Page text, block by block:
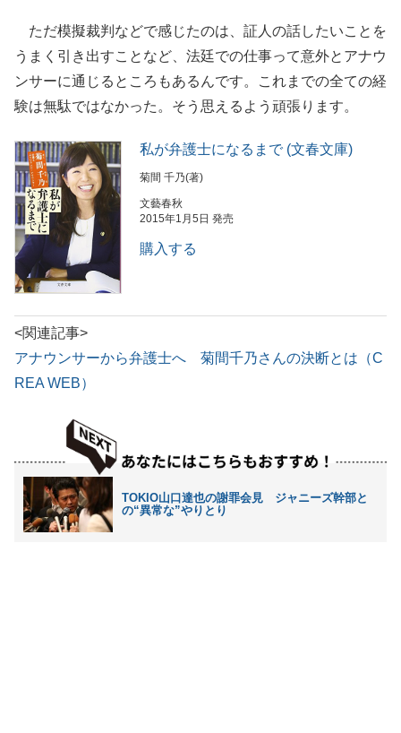
ただ模擬裁判などで感じたのは、証人の話したいことを
うまく引き出すことなど、法廷での仕事って意外とアナウ
ンサーに通じるところもあるんです。これまでの全ての経
験は無駄ではなかった。そう思えるよう頑張ります。
私が弁護士になるまで (文春文庫)
菊間 千乃(著)
文藝春秋
2015年1月5日 発売
購入する
<関連記事>
アナウンサーから弁護士へ 菊間千乃さんの決断とは（C
REA WEB）
TOKIO山口達也の謝罪会見 ジャニーズ幹部と
の“異常な”やりとり